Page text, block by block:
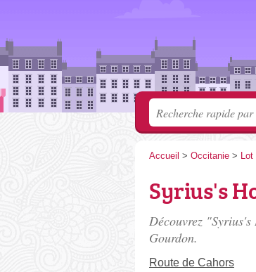
Accueil > Occitanie > Lot
Syrius's
Découvrez
Gourdon.
Route de Cahors